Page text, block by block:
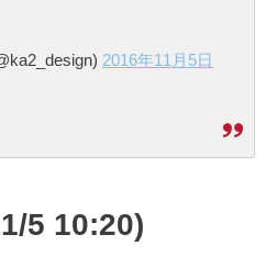
2016年11月5日
5 10:20)